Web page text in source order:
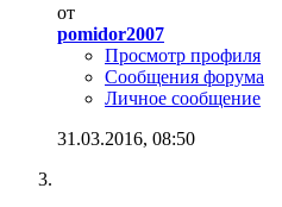
от
pomidor2007
Просмотр профиля
Сообщения форума
Личное сообщение
31.03.2016, 08:50